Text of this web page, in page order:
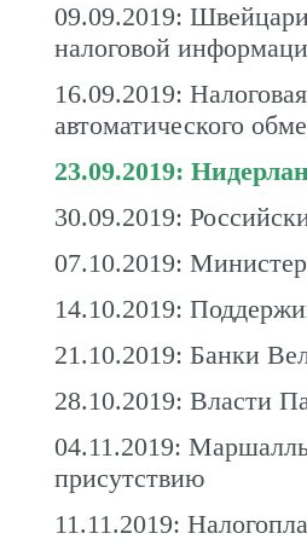
09.09.2019:
налоговой
16.09.2019:
автоматического
23.09.2019:
30.09.2019:
07.10.2019:
14.10.2019:
21.10.2019: Банки
28.10.2019: Власти
04.11.2019:
присутствию
11.11.2019: